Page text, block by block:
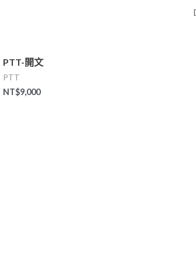
PTT-開文
PTT
NT$9,000